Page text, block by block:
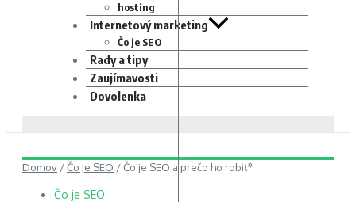
hosting
Internetový marketing
Čo je SEO
Rady a tipy
Zaujímavosti
Dovolenka
Domov /Čo je SEO /Čo je SEO a prečo ho robiť?
Čo je SEO